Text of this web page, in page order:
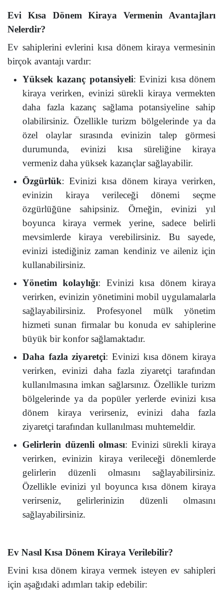
Evi Kısa Dönem Kiraya Vermenin Avantajları
Nelerdir?
Ev sahiplerini evlerini kısa dönem kiraya vermesinin
birçok avantajı vardır:
Yüksek kazanç potansiyeli: Evinizi kısa dönem
kiraya verirken, evinizi sürekli kiraya vermekten
daha fazla kazanç sağlama potansiyeline sahip
olabilirsiniz. Özellikle turizm bölgelerinde ya da
özel olaylar sırasında evinizin talep görmesi
durumunda, evinizi kısa süreliğine kiraya
vermeniz daha yüksek kazançlar sağlayabilir.
Özgürlük: Evinizi kısa dönem kiraya verirken,
evinizin kiraya verileceği dönemi seçme
özgürlüğüne sahipsiniz. Örneğin, evinizi yıl
boyunca kiraya vermek yerine, sadece belirli
mevsimlerde kiraya verebilirsiniz. Bu sayede,
evinizi istediğiniz zaman kendiniz ve aileniz için
kullanabilirsiniz.
Yönetim kolaylığı: Evinizi kısa dönem kiraya
verirken, evinizin yönetimini mobil uygulamalarla
sağlayabilirsiniz. Profesyonel mülk yönetim
hizmeti sunan firmalar bu konuda ev sahiplerine
büyük bir konfor sağlamaktadır.
Daha fazla ziyaretçi: Evinizi kısa dönem kiraya
verirken, evinizi daha fazla ziyaretçi tarafından
kullanılmasına imkan sağlarsınız. Özellikle turizm
bölgelerinde ya da popüler yerlerde evinizi kısa
dönem kiraya verirseniz, evinizi daha fazla
ziyaretçi tarafından kullanılması muhtemeldir.
Gelirlerin düzenli olması: Evinizi sürekli kiraya
verirken, evinizin kiraya verileceği dönemlerde
gelirlerin düzenli olmasını sağlayabilirsiniz.
Özellikle evinizi yıl boyunca kısa dönem kiraya
verirseniz, gelirlerinizin düzenli olmasını
sağlayabilirsiniz.
Ev Nasıl Kısa Dönem Kiraya Verilebilir?
Evini kısa dönem kiraya vermek isteyen ev sahipleri
için aşağıdaki adımları takip edebilir: